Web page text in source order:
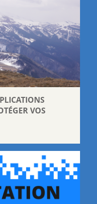
VOS